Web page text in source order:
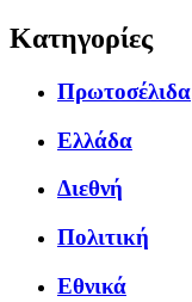
Κατηγορίες
Πρωτοσέλιδα
Ελλάδα
Διεθνή
Πολιτική
Εθνικά